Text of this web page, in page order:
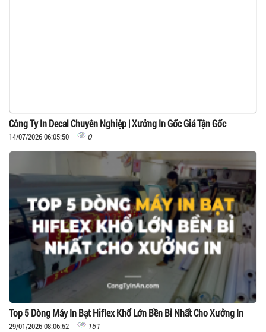
Công Ty In Decal Chuyên Nghiệp | Xưởng In Gốc Giá Tận Gốc
14/07/2026 06:05:50 0
Top 5 Dòng Máy In Bạt Hiflex Khổ Lớn Bền Bỉ Nhất Cho Xưởng In
29/01/2026 08:06:52 151